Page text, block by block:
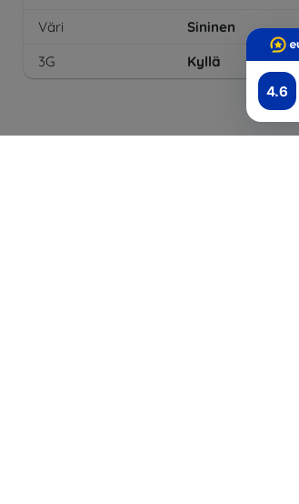
4.6
Väri
Sininen
3G
Kyllä